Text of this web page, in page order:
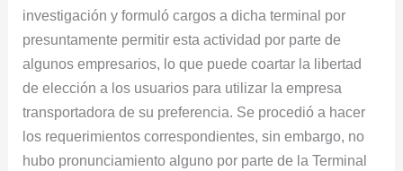
investigación y formuló cargos a dicha terminal por
presuntamente permitir esta actividad por parte de
algunos empresarios, lo que puede coartar la libertad
de elección a los usuarios para utilizar la empresa
transportadora de su preferencia. Se procedió a hacer
los requerimientos correspondientes, sin embargo, no
hubo pronunciamiento alguno por parte de la Terminal